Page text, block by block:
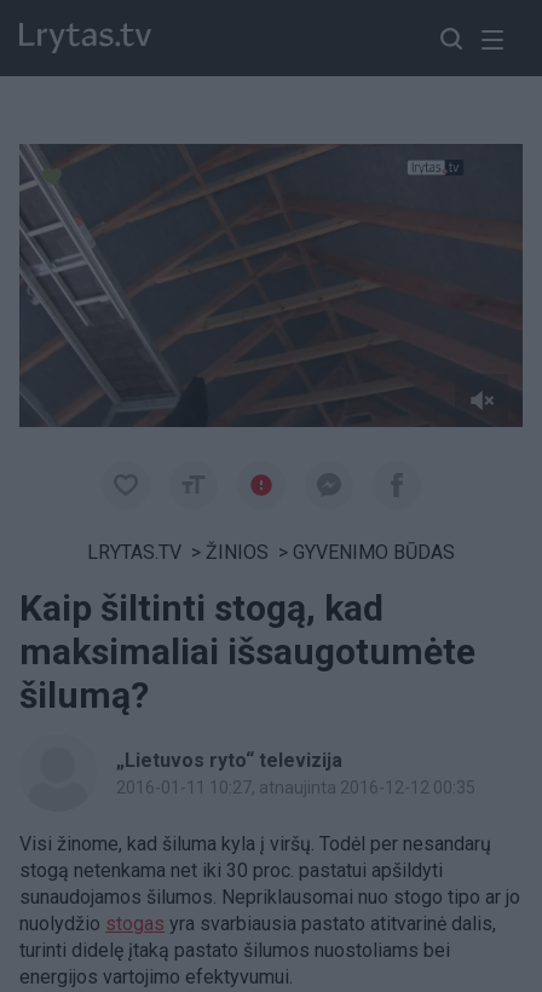
LRYTAS.TV > ŽINIOS > GYVENIMO BŪDAS
Kaip šiltinti stogą, kad
maksimaliai išsaugotumėte
šilumą?
„Lietuvos ryto“ televizija
2016-01-11 10:27, atnaujinta 2016-12-12 00:35
Visi žinome, kad šiluma kyla į viršų. Todėl per nesandarų
stogą netenkama net iki 30 proc. pastatui apšildyti
sunaudojamos šilumos. Nepriklausomai nuo stogo tipo ar jo
nuolydžio stogas yra svarbiausia pastato atitvarinė dalis,
turinti didelę įtaką pastato šilumos nuostoliams bei
energijos vartojimo efektyvumui.